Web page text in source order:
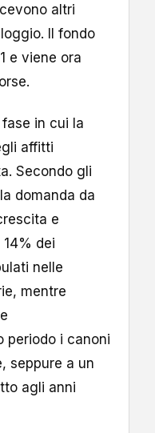
altri
Il fondo
e viene ora
in cui la
affitti
Secondo gli
domanda da
e
dei
nelle
mentre
periodo i canoni
seppure a un
agli anni